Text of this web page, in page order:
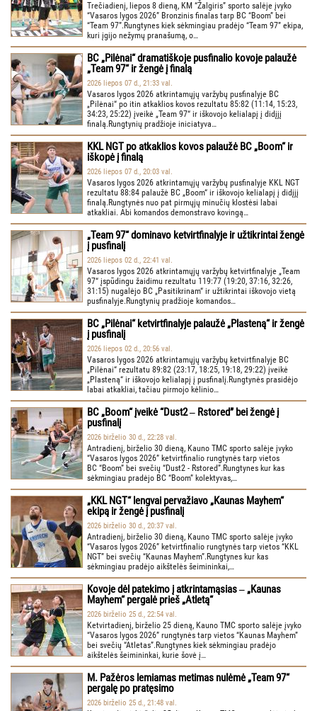
Trečiadienį, liepos 8 dieną, KM “Žalgiris” sporto salėje įvyko
“Vasaros lygos 2026” Bronzinis finalas tarp BC “Boom” bei
“Team 97”.Rungtynes kiek sėkmingiau pradėjo “Team 97” ekipa,
kuri įgijo nežymų pranašumą, o…
BC „Pilėnai“ dramatiškoje pusfinalio kovoje palaužė
„Team 97“ ir žengė į finalą
2026 liepos 07 d., 21:33 val.
Vasaros lygos 2026 atkrintamųjų varžybų pusfinalyje BC
„Pilėnai“ po itin atkaklios kovos rezultatu 85:82 (11:14, 15:23,
34:23, 25:22) įveikė „Team 97“ ir iškovojo kelialapį į didįjį
finalą.Rungtynių pradžioje iniciatyva…
KKL NGT po atkaklios kovos palaužė BC „Boom“ ir
iškopė į finalą
2026 liepos 07 d., 20:03 val.
Vasaros lygos 2026 atkrintamųjų varžybų pusfinalyje KKL NGT
rezultatu 88:84 palaužė BC „Boom“ ir iškovojo kelialapį į didįjį
finalą.Rungtynės nuo pat pirmųjų minučių klostėsi labai
atkakliai. Abi komandos demonstravo kovingą…
„Team 97“ dominavo ketvirtfinalyje ir užtikrintai žengė
į pusfinalį
2026 liepos 02 d., 22:41 val.
Vasaros lygos 2026 atkrintamųjų varžybų ketvirtfinalyje „Team
97“ įspūdingu žaidimu rezultatu 119:77 (19:20, 37:16, 32:26,
31:15) nugalėjo BC „Pasitikrinam“ ir užtikrintai iškovojo vietą
pusfinalyje.Rungtynių pradžioje komandos…
BC „Pilėnai“ ketvirtfinalyje palaužė „Plasteną“ ir žengė
į pusfinalį
2026 liepos 02 d., 20:56 val.
Vasaros lygos 2026 atkrintamųjų varžybų ketvirtfinalyje BC
„Pilėnai“ rezultatu 89:82 (23:17, 18:25, 19:18, 29:22) įveikė
„Plasteną“ ir iškovojo kelialapį į pusfinalį.Rungtynės prasidėjo
labai atkakliai, tačiau pirmojo kėlinio…
BC „Boom“ įveikė “Dust2 ‒ Rstored” bei žengė į
pusfinalį
2026 birželio 30 d., 22:28 val.
Antradienį, birželio 30 dieną, Kauno TMC sporto salėje įvyko
“Vasaros lygos 2026” ketvirtfinalio rungtynės tarp vietos
BC “Boom” bei svečių “Dust2 - Rstored”.Rungtynes kur kas
sėkmingiau pradėjo BC “Boom” kolektyvas,…
„KKL NGT“ lengvai pervažiavo „Kaunas Mayhem“
ekipą ir žengė į pusfinalį
2026 birželio 30 d., 20:37 val.
Antradienį, birželio 30 dieną, Kauno TMC sporto salėje įvyko
“Vasaros lygos 2026” ketvirtfinalio rungtynės tarp vietos “KKL
NGT” bei svečių “Kaunas Mayhem”.Rungtynes kur kas
sėkmingiau pradėjo aikštelės šeimininkai,…
Kovoje dėl patekimo į atkrintamąsias ‒ „Kaunas
Mayhem“ pergalė prieš „Atletą“
2026 birželio 25 d., 22:54 val.
Ketvirtadienį, birželio 25 dieną, Kauno TMC sporto salėje įvyko
“Vasaros lygos 2026” rungtynės tarp vietos “Kaunas Mayhem”
bei svečių “Atletas”.Rungtynes kiek sėkmingiau pradėjo
aikštelės šeimininkai, kurie šovė į…
M. Pažėros lemiamas metimas nulėmė „Team 97“
pergalę po pratęsimo
2026 birželio 25 d., 21:48 val.